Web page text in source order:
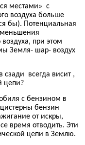
местами» с
воздуха больше
бы). Потенциальная
при этом
Земля- шар- воздух
всегда висит ,
цепи?
с бензином в
бензин
от искры,
время отводить. Эти
цепи в Землю.